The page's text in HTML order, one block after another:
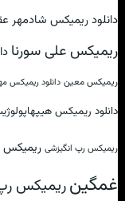
دانلود ریمیکس شادمهر
ریمیکس علی سورنا
ریمیکس معین دانلود ریمیکس
دانلود ریمیکس
ریمیکس رپ انگیزشی ریمیکس
غمگینریمیکس